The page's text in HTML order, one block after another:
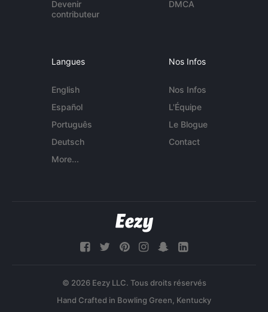
Devenir
contributeur
DMCA
Langues
English
Español
Português
Deutsch
More...
Nos Infos
Nos Infos
L'Équipe
Le Blogue
Contact
© 2026 Eezy LLC. Tous droits réservés